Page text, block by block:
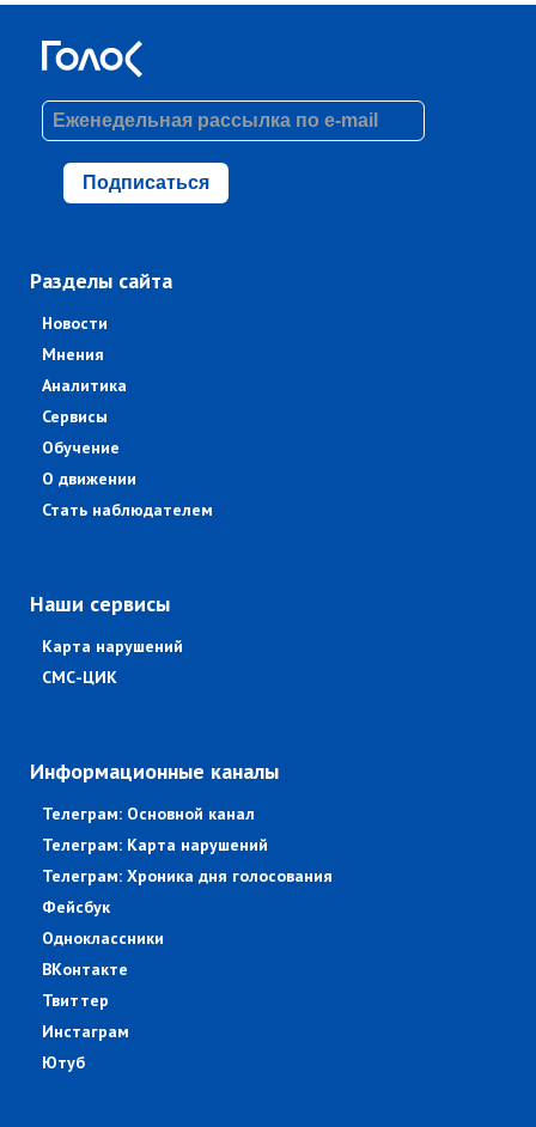
Подписаться
Разделы сайта
Новости
Мнения
Аналитика
Сервисы
Обучение
О движении
Стать наблюдателем
Наши сервисы
Карта нарушений
СМС-ЦИК
Информационные каналы
Телеграм: Основной канал
Телеграм: Карта нарушений
Телеграм: Хроника дня голосования
Фейсбук
Одноклассники
ВКонтакте
Твиттер
Инстаграм
Ютуб